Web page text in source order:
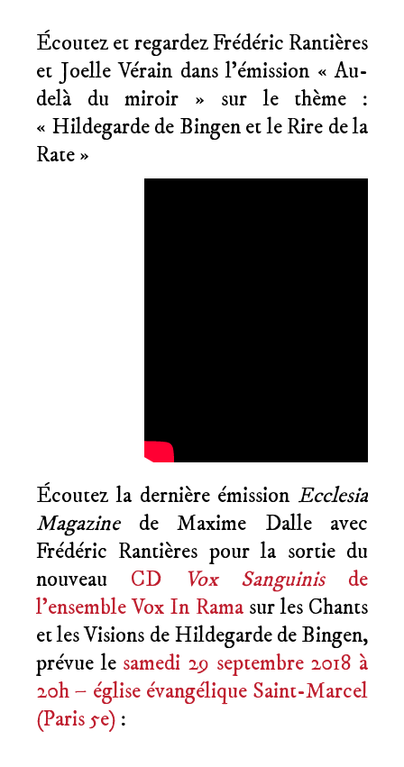
Écoutez et regardez Frédéric Rantières
et Joelle Vérain dans l’émission « Au-
delà du miroir » sur le thème :
« Hildegarde de Bingen et le Rire de la
Rate »
Écoutez la dernière émission Ecclesia
Magazine de Maxime Dalle avec
Frédéric Rantières pour la sortie du
nouveau CD Vox Sanguinisde
l’ensemble Vox In Ramasur les Chants
et les Visions de Hildegarde de Bingen,
prévue le samedi 29 septembre 2018 à
20h – église évangélique Saint-Marcel
(Paris 5e) :